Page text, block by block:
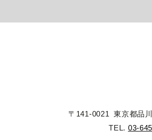
〒141-0021 東京都品
TEL. 03-